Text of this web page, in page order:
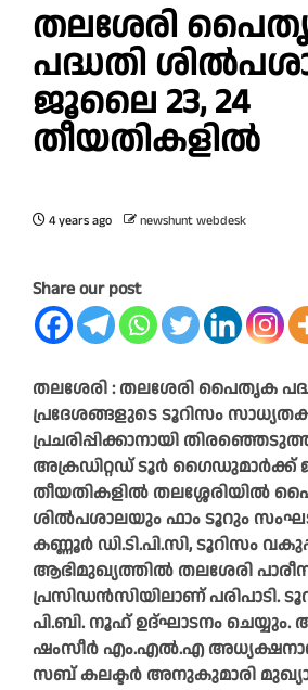
തലശേരി
പദ്ധതി
ജൂലൈ 23, 24
തീയതികളിൽ
4 years ago newshunt webdesk
Share our post
തലശേരി : തലശേരി പൈതൃക
പ്രദേശങ്ങളുടെ ടൂറിസം
പ്രചരിപ്പിക്കാനായി
അക്രഡിറ്റഡ് ടൂർ ഗൈഡുമാർക്ക്
തീയതികളിൽ തലശ്ശേരിയിൽ
ശിൽപശാലയും ഫാം ടൂറും
കണ്ണൂർ ഡി.ടി.പി.സി, ടൂറിസം
ആഭിമുഖ്യത്തിൽ തലശേരി
പ്രസിഡൻസിയിലാണ് പരിപാടി.
പി.ബി. നൂഹ് ഉദ്ഘാടനം
ഷംസീർ എം.എൽ.എ
സബ് കലക്ടർ അനുകുമാരി